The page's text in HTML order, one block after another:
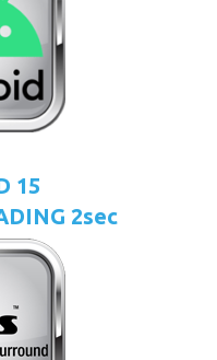
15
2sec